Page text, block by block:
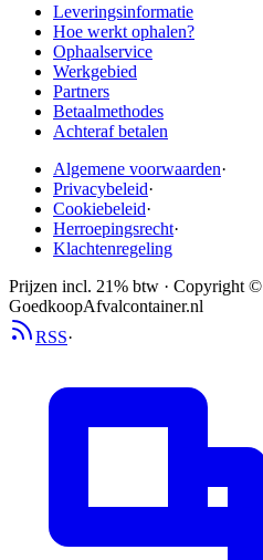
Leveringsinformatie
Hoe werkt ophalen?
Ophaalservice
Werkgebied
Partners
Betaalmethodes
Achteraf betalen
Algemene voorwaarden·
Privacybeleid·
Cookiebeleid·
Herroepingsrecht·
Klachtenregeling
Prijzen incl. 21% btw · Copyright ©
GoedkoopAfvalcontainer.nl
RSS·